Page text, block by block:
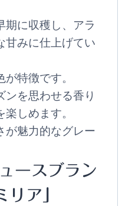
期に収穫し、アラ
甘みに仕上げてい
特徴です。
ンを思わせる香り
しめます。
が魅力的なグレー
ースブラン
リア」